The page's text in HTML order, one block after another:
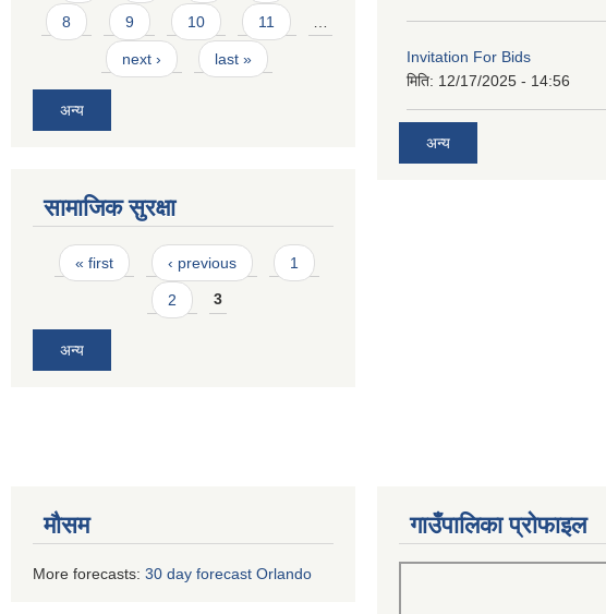
8 9 10 11
next › last »
अन्य
सामाजिक सुरक्षा
Pages
« first ‹ previous 1
2 3
अन्य
Invitation For Bids
मिति: 12/17/2025 - 14:56
अन्य
मौसम
More forecasts: 30 day forecast Orlando
गाउँपालिका प्रोफाइल